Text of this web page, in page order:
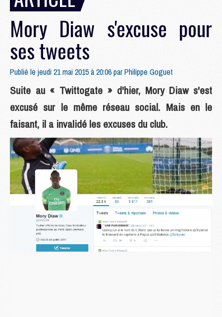
Mory Diaw s'excuse pour
ses tweets
Publié le jeudi 21 mai 2015 à 20:06 parPhilippe Goguet
Suite au « Twittogate » d'hier, Mory Diaw s'est
excusé sur le même réseau social. Mais en le
faisant, il a invalidé les excuses du club.